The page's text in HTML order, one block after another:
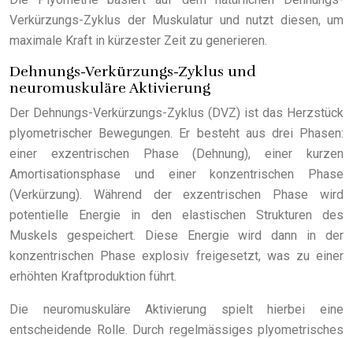
Verkürzungs-Zyklus der Muskulatur und nutzt diesen, um
maximale Kraft in kürzester Zeit zu generieren.
Dehnungs-Verkürzungs-Zyklus und
neuromuskuläre Aktivierung
Der Dehnungs-Verkürzungs-Zyklus (DVZ) ist das Herzstück
plyometrischer Bewegungen. Er besteht aus drei Phasen:
einer exzentrischen Phase (Dehnung), einer kurzen
Amortisationsphase und einer konzentrischen Phase
(Verkürzung). Während der exzentrischen Phase wird
potentielle Energie in den elastischen Strukturen des
Muskels gespeichert. Diese Energie wird dann in der
konzentrischen Phase explosiv freigesetzt, was zu einer
erhöhten Kraftproduktion führt.
Die neuromuskuläre Aktivierung spielt hierbei eine
entscheidende Rolle. Durch regelmässiges plyometrisches